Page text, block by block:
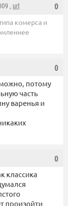
0
, url
комерса и
0
потому
часть
варенья и
0
классика
произойти